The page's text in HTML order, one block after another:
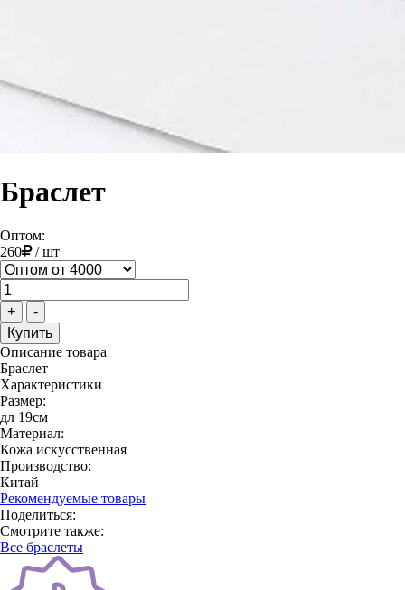
Браслет
Оптом:
260
/шт
+ -
Описание товара
Браслет
Характеристики
Размер:
дл 19см
Материал:
Кожа искусственная
Производство:
Китай
Рекомендуемые товары
Поделиться:
Смотрите также:
Все браслеты